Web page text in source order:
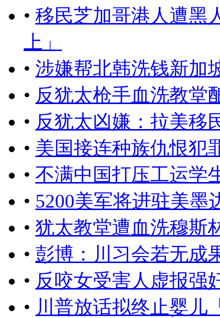
• 移民芝加哥港人遭黑
上」
• 涉嫌帮北韩洗钱新加
• 反犹太枪手血洗教堂
• 反犹太凶嫌：拉美移
• 美国接连种族仇恨犯
• 不满中国打压工运学
• 5200美军将进驻美墨
• 犹太教堂遭血洗穆斯
• 彭博：川习会若无成
• 反咬女受害人虚报强
• 川普放话拟终止婴儿